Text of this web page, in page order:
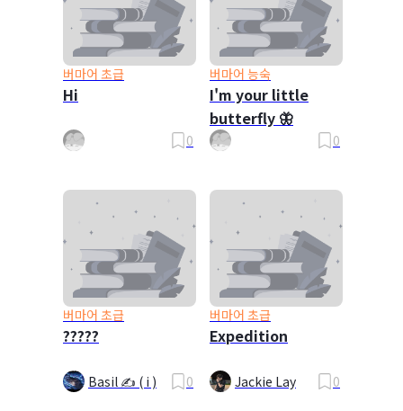
버마어 초급
Hi
0
버마어 능숙
I'm your little
butterfly 🦋
0
버마어 초급
?????
Basil ✍ ( i ) 0
버마어 초급
Expedition
Jackie Lay 0